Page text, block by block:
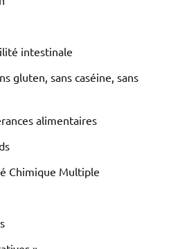
intestinale
sans caséine, sans
alimentaires
Multiple